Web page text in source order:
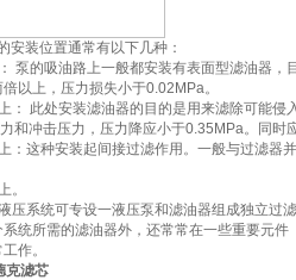
安装位置通常有以下几种：
泵的吸油路上一般都安装有表面型滤油器，
以上，压力损失小于0.02MPa。
： 此处安装滤油器的目的是用来滤除可能
和冲击压力，压力降应小于0.35MPa。同时
：这种安装起间接过滤作用。一般与过滤器
。
压系统可专设一液压泵和滤油器组成独立过滤
统所需的滤油器外，还常常在一些重要元件
作。
克滤芯